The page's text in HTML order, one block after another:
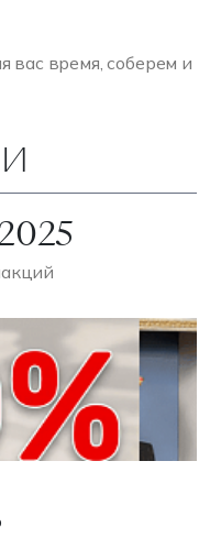
вас время, соберем и
акций